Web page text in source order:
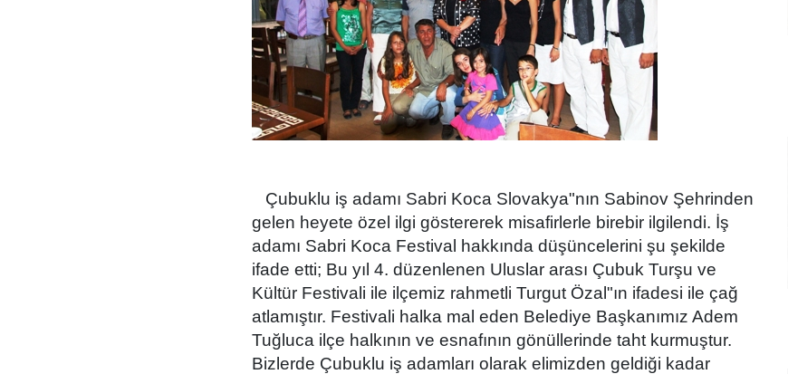
Çubuklu iş adamı Sabri Koca Slovakya"nın Sabinov Şehrinden
gelen heyete özel ilgi göstererek misafirlerle birebir ilgilendi. İş
adamı Sabri Koca Festival hakkında düşüncelerini şu şekilde
ifade etti; Bu yıl 4. düzenlenen Uluslar arası Çubuk Turşu ve
Kültür Festivali ile ilçemiz rahmetli Turgut Özal"ın ifadesi ile çağ
atlamıştır. Festivali halka mal eden Belediye Başkanımız Adem
Tuğluca ilçe halkının ve esnafının gönüllerinde taht kurmuştur.
Bizlerde Çubuklu iş adamları olarak elimizden geldiği kadar